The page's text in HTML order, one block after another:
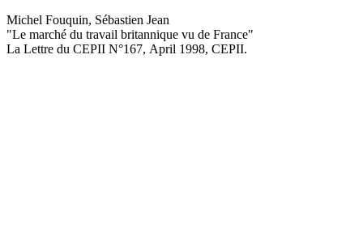
Michel Fouquin, Sébastien Jean
"Le marché du travail britannique vu de France"
La Lettre du CEPII N°167, April 1998, CEPII.